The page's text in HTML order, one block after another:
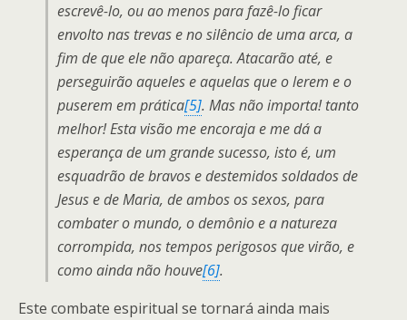
escrevê-lo, ou ao menos para fazê-lo ficar
envolto nas trevas e no silêncio de uma arca, a
fim de que ele não apareça. Atacarão até, e
perseguirão aqueles e aquelas que o lerem e o
puserem em prática[5]. Mas não importa! tanto
melhor! Esta visão me encoraja e me dá a
esperança de um grande sucesso, isto é, um
esquadrão de bravos e destemidos soldados de
Jesus e de Maria, de ambos os sexos, para
combater o mundo, o demônio e a natureza
corrompida, nos tempos perigosos que virão, e
como ainda não houve[6].
Este combate espiritual se tornará ainda mais